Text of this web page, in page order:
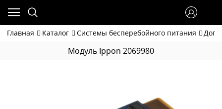
Главная Каталог Системы бесперебойного питания
Модуль Ippon 2069980